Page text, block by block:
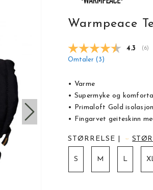
Warmpeace
4.3 (6)
Omtaler ( 3 )
• Varme
• Supermyke og
• Primaloft Gold isolasjon
• Fingarvet geiteskinn
STØRRELSE
S M L